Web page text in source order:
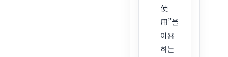
使
用”을
이용
하는